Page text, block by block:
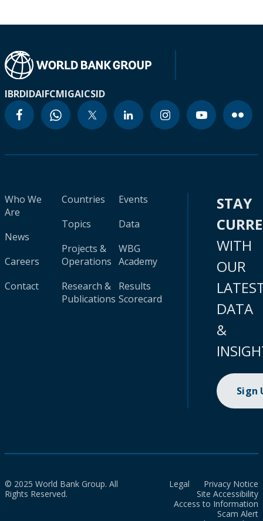
IBRDIDAIFCMIGAICSID
Who We
Are
News
Careers
Contact
Countries
Topics
Projects &
Operations
Research &
Publications
Events
Data
WBG
Academy
Results
Scorecard
STAY
WITH
OUR
DATA
&
Sign
© 2025 World Bank Group. All
Rights Reserved.
Legal
Privacy Notice
Site Accessibility
Access to Information
Scam Alert